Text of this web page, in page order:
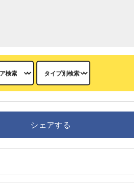
シェアする